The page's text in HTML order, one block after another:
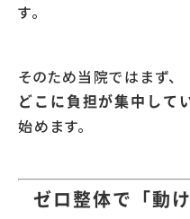
す。
そのため当院ではまず、
どこに負担が集中して
始めます。
ゼロ整体で「動